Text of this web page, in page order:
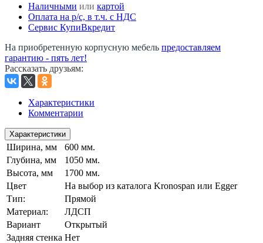
Наличными или картой
Оплата на р/c, в т.ч. с НДС
Сервис КупиВкредит
На приобретенную корпусную мебель предоставляем
гарантию - пять лет!
Рассказать друзьям:
Характеристики
Комментарии
Характеристики
Ширина, мм
600 мм.
Глубина, мм
1050 мм.
Высота, мм
1700 мм.
Цвет
На выбор из каталога Kronospan или Egger
Тип:
Прямой
Материал:
ЛДСП
Вариант
Открытый
Задняя стенка Нет